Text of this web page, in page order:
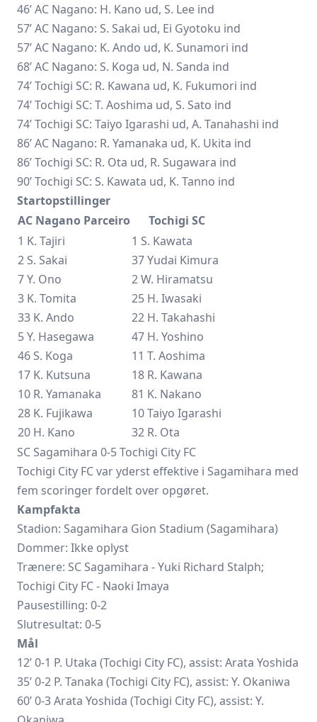
46’ AC Nagano: H. Kano ud, S. Lee ind
57’ AC Nagano: S. Sakai ud, Ei Gyotoku ind
57’ AC Nagano: K. Ando ud, K. Sunamori ind
68’ AC Nagano: S. Koga ud, N. Sanda ind
74’ Tochigi SC: R. Kawana ud, K. Fukumori ind
74’ Tochigi SC: T. Aoshima ud, S. Sato ind
74’ Tochigi SC: Taiyo Igarashi ud, A. Tanahashi ind
86’ AC Nagano: R. Yamanaka ud, K. Ukita ind
86’ Tochigi SC: R. Ota ud, R. Sugawara ind
90’ Tochigi SC: S. Kawata ud, K. Tanno ind
Startopstillinger
AC Nagano Parceiro
Tochigi SC
1 K. Tajiri
2 S. Sakai
7 Y. Ono
3 K. Tomita
33 K. Ando
5 Y. Hasegawa
46 S. Koga
17 K. Kutsuna
10 R. Yamanaka
28 K. Fujikawa
20 H. Kano
1 S. Kawata
37 Yudai Kimura
2 W. Hiramatsu
25 H. Iwasaki
22 H. Takahashi
47 H. Yoshino
11 T. Aoshima
18 R. Kawana
81 K. Nakano
10 Taiyo Igarashi
32 R. Ota
SC Sagamihara 0-5 Tochigi City FC
Tochigi City FCvar yderst effektive i Sagamihara med
fem scoringer fordelt over opgøret.
Kampfakta
Stadion: Sagamihara Gion Stadium (Sagamihara)
Dommer: Ikke oplyst
Trænere: SC Sagamihara - Yuki Richard Stalph;
Tochigi City FC - Naoki Imaya
Pausestilling: 0-2
Slutresultat: 0-5
Mål
12’ 0-1 P. Utaka (Tochigi City FC), assist: Arata Yoshida
35’ 0-2 P. Tanaka (Tochigi City FC), assist: Y. Okaniwa
60’ 0-3 Arata Yoshida (Tochigi City FC), assist: Y.